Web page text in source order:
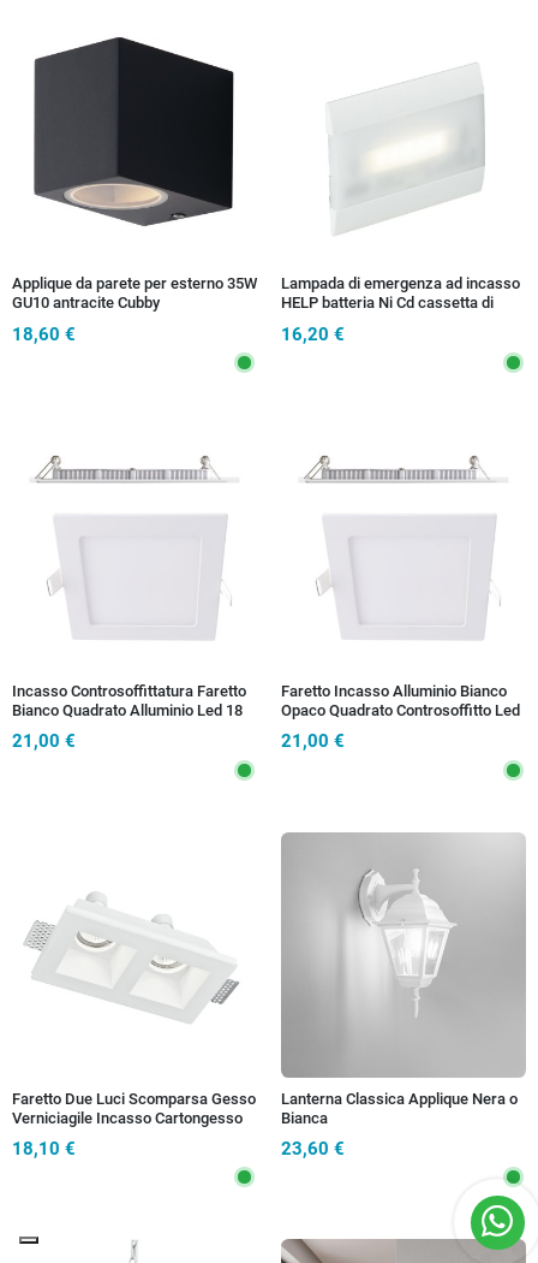
Applique da parete per esterno 35W
GU10 antracite Cubby
18,60 €
Lampada di emergenza ad incasso
HELP batteria Ni Cd cassetta di
16,20 €
Incasso Controsoffittatura Faretto
Bianco Quadrato Alluminio Led 18
watt Luce Fredda
21,00 €
Faretto Incasso Alluminio Bianco
Opaco Quadrato Controsoffitto Led
18 watt 4000 K
21,00 €
Faretto Due Luci Scomparsa Gesso
Verniciagile Incasso Cartongesso
18,10 €
Lanterna Classica Applique Nera o
Bianca
23,60 €